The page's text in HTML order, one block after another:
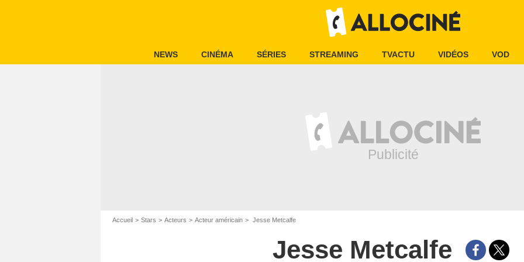
NEWS CINÉMA SÉRIES STREAMING TVACTU VIDÉOS VOD
Accueil Stars Acteurs Acteur américain Jesse Metcalfe
Jesse Metcalfe